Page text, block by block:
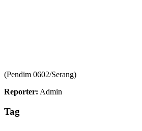
(Pendim 0602/Serang)
Reporter: Admin
Tag